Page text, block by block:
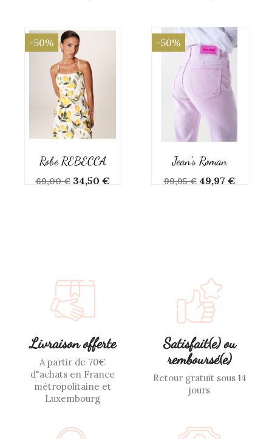
Robe REBECCA
Prix
69,00 € Prix
34,50 €
-50%
Jean's Roman
Prix
99,95 € Prix
49,97 €
-50%
Livraison offerte
A partir de 70€
d"achats en France
métropolitaine et
Luxembourg
Satisfait(e) ou
remboursé(e)
Retour gratuit sous 14
jours